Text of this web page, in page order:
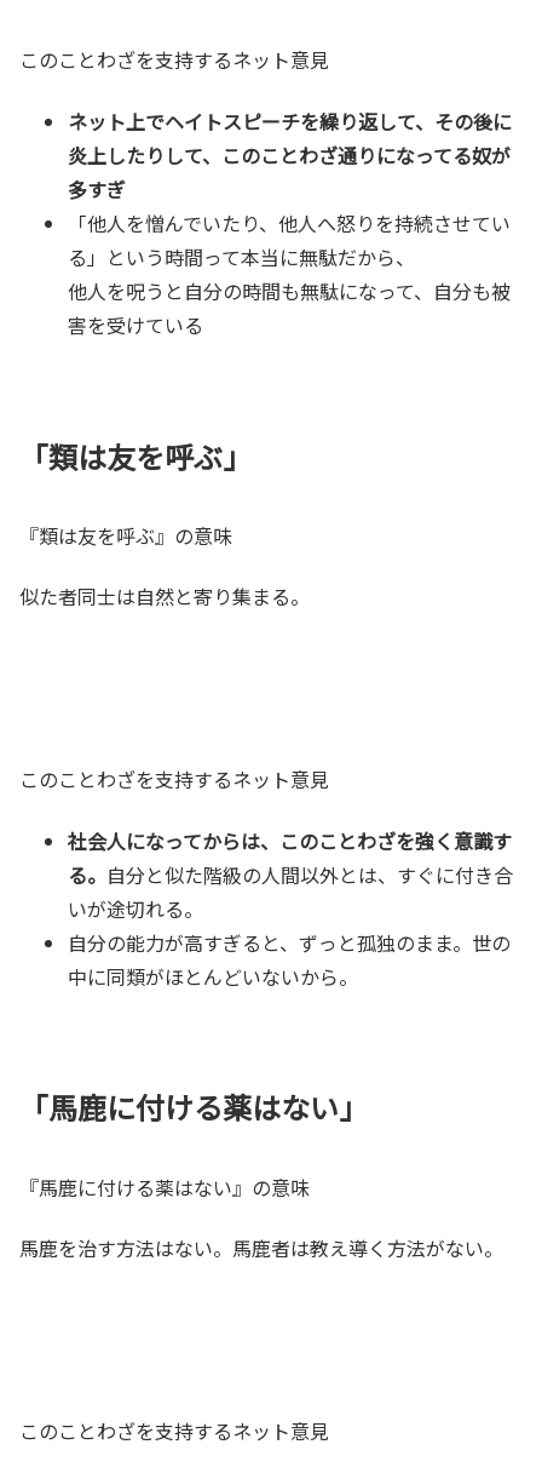
このことわざを支持するネット意見
ネット上でヘイトスピーチを繰り返して、その後に
炎上したりして、このことわざ通りになってる奴が
多すぎ
「他人を憎んでいたり、他人へ怒りを持続させてい
る」という時間って本当に無駄だから、
他人を呪うと自分の時間も無駄になって、自分も被
害を受けている
「類は友を呼ぶ」
『類は友を呼ぶ』の意味
似た者同士は自然と寄り集まる。
このことわざを支持するネット意見
社会人になってからは、このことわざを強く意識す
る。 自分と似た階級の人間以外とは、すぐに付き合
いが途切れる。
自分の能力が高すぎると、ずっと孤独のまま。世の
中に同類がほとんどいないから。
「馬鹿に付ける薬はない」
『馬鹿に付ける薬はない』の意味
馬鹿を治す方法はない。馬鹿者は教え導く方法がない。
このことわざを支持するネット意見